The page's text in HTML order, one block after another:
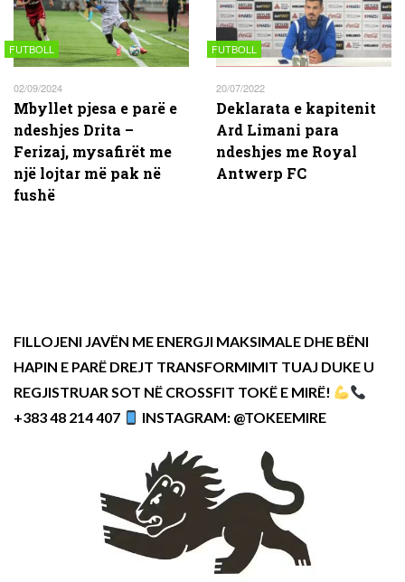
FUTBOLL
02/09/2024
Mbyllet pjesa e parë e
ndeshjes Drita –
Ferizaj, mysafirët me
një lojtar më pak në
fushë
FUTBOLL
20/07/2022
Deklarata e kapitenit
Ard Limani para
ndeshjes me Royal
Antwerp FC
FILLOJENI JAVËN ME ENERGJI MAKSIMALE DHE BËNI
HAPIN E PARË DREJT TRANSFORMIMIT TUAJ DUKE U
REGJISTRUAR SOT NË CROSSFIT TOKË E MIRË!
+383 48 214 407
INSTAGRAM: @TOKEEMIRE